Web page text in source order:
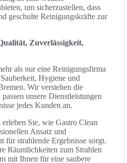
um sicherzustellen, dass
geschulte Reinigungskräfte zur
Zuverlässigkeit,
als nur eine Reinigungsfirma
Hygiene und
Wir verstehen die
unsere Dienstleistungen
jedes Kunden an.
Sie, wie Gastro Clean
Ansatz und
für strahlende Ergebnisse sorgt.
Räumlichkeiten zum Strahlen
mit Ihnen für eine saubere